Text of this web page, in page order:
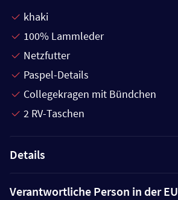
khaki
100% Lammleder
Netzfutter
Paspel-Details
Collegekragen mit Bündchen
2 RV-Taschen
Details
Verantwortliche Person in der EU